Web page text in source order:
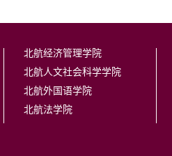
北航经济管理学院
北航人文社会科学学院
北航外国语学院
北航法学院